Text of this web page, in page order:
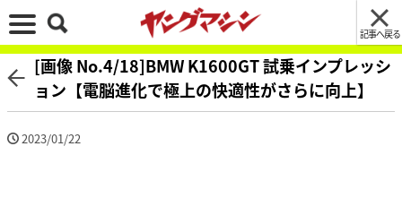
記事へ戻る
[画像 No.4/18]BMW K1600GT 試乗インプレッシ
ョン【電脳進化で極上の快適性がさらに向上】
2023/01/22